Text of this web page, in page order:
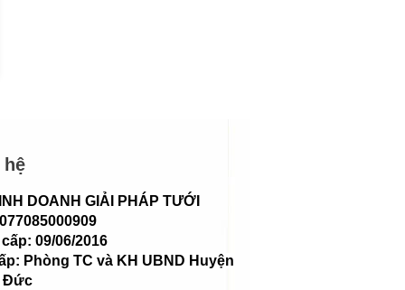
hệ
DOANH GIẢI PHÁP TƯỚI
09/06/2016
Phòng TC và KH UBND Huyện
Đức